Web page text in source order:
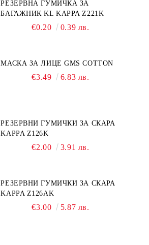
РЕЗЕРВНА ГУМИЧКА ЗА
БАГАЖНИК KL KAPPA Z221K
€0.20 0.39 лв.
МАСКА ЗА ЛИЦЕ GMS COTTON
€3.49 6.83 лв.
РЕЗЕРВНИ ГУМИЧКИ ЗА СКАРА
KAPPA Z126K
€2.00 3.91 лв.
РЕЗЕРВНИ ГУМИЧКИ ЗА СКАРА
KAPPA Z126AK
€3.00 5.87 лв.